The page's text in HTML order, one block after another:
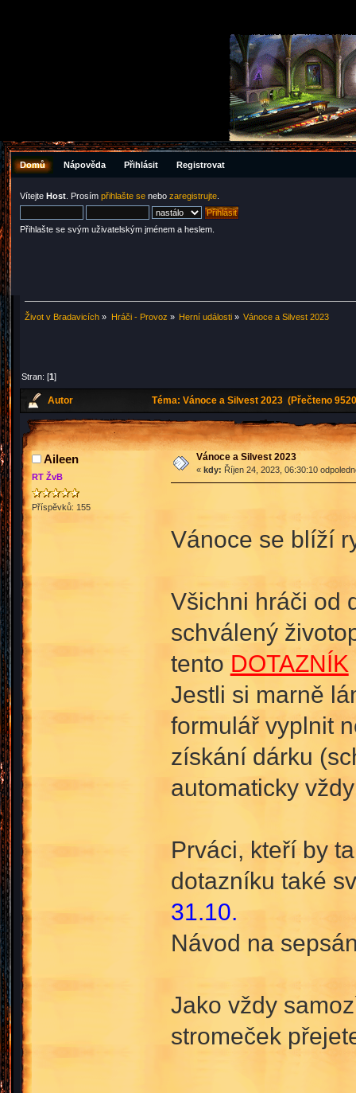
Domů Nápověda Přihlásit Registrovat
Vítejte Host . Prosím přihlašte se nebo zaregistrujte
Přihlašte se svým uživatelským jménem a heslem.
Život v Bradavicích » Hráči - Provoz » Herní události» Vánoce a Silvest 2023
Stran: [1]
Autor Téma: Vánoce a Silvest 2023 (Přečteno
Aileen
RT ŽvB
Příspěvků: 155
Vánoce a Silvest 2023
« kdy: Říjen 24, 2023, 06:30:10
Vánoce se blíží
Všichni hráči od
schválený
tento DOTAZNÍK
Jestli si marně
formulář vyplnit
získání dárku
automaticky
Prváci, kteří by
dotazníku také
31.10.
Návod na
Jako vždy
stromeček